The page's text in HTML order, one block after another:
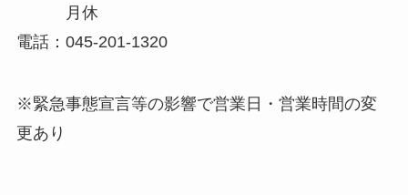
月休
電話：045-201-1320
※緊急事態宣言等の影響で営業日・営業時間の変
更あり